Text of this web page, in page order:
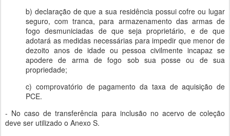
b) declaração de que a sua residência possui cofre ou lugar
seguro, com tranca, para armazenamento das armas de
fogo desmuniciadas de que seja proprietário, e de que
adotará as medidas necessárias para impedir que menor de
dezoito anos de idade ou pessoa civilmente incapaz se
apodere de arma de fogo sob sua posse ou de sua
propriedade;
c) comprovatório de pagamento da taxa de aquisição de
PCE.
- No caso de transferência para inclusão no acervo de coleção
deve ser utilizado o Anexo S.